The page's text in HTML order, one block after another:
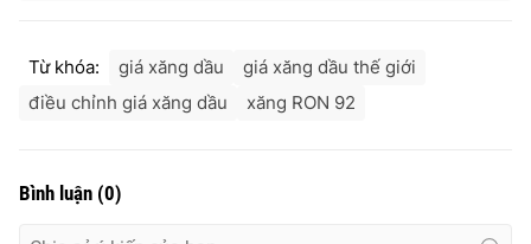
cấp ngày 29/12/2023
Tổng Biên tập:Vũ Thanh Thủy
Tổng đài VTV:
Từ khóa: giá xăng dầu
giá xăng dầu thế giới
điều chỉnh giá xăng dầu
xăng RON 92
Bình luận (0)